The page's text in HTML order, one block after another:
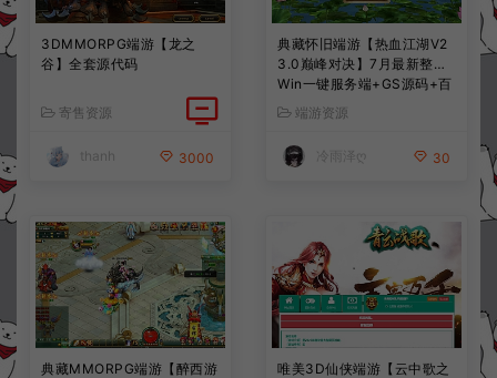
3DMMORPG端游【龙之
谷】全套源代码
寄售资源
thanh 3000
典藏怀旧端游【热血江湖V2
3.0巅峰对决】7月最新整理
Win一键服务端+GS源码+百
宝阁+在线GM工具+PC客户
端+详细搭建教程
端游资源
冷雨泽ღ 30
典藏MMORPG端游【醉西游
唯美3D仙侠端游【云中歌之